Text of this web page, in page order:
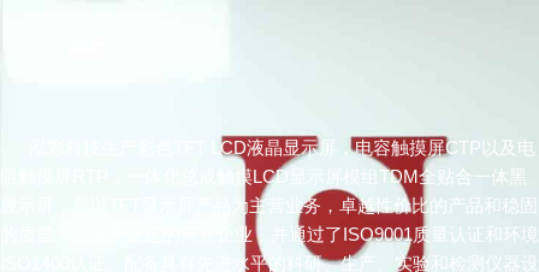
泓彩科技生产彩色TFT LCD液晶显示屏，电容触摸屏CTP以及电
阻触摸屏RTP，一体化总成触摸LCD显示屏模组TDM全贴合一体黑
显示屏，是以TFT显示屏产品为主营业务，卓越性价比的产品和稳固
的质量，是国家认定的高新企业，并通过了ISO9001质量认证和环境
ISO1400认证。配备具有先进水平的科研、生产、实验和检测仪器设